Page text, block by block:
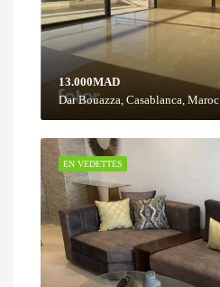
13.000MAD
Dar Bouazza, Casablanca, Maroc
EN VEDETTES